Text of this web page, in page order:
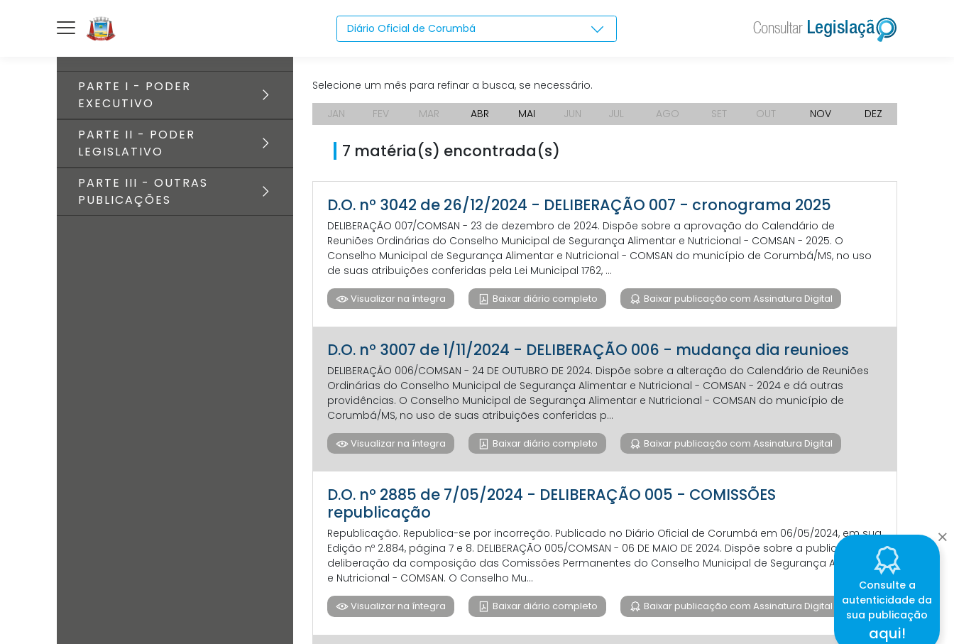
Diário Oficial de Corumbá
PARTE I - PODER
EXECUTIVO
PARTE II - PODER
LEGISLATIVO
PARTE III - OUTRAS
PUBLICAÇÕES
Selecione um mês para refinar a busca, se necessário.
JAN
FEV MAR ABR MAI JUN JUL AGO SET OUT NOV DEZ
7 matéria(s) encontrada(s)
D.O. nº 3042 de 26/12/2024 - DELIBERAÇÃO 007 - cronograma 2025
DELIBERAÇÃO 007/COMSAN - 23 de dezembro de 2024. Dispõe sobre a aprovação do Calendário de
Reuniões Ordinárias do Conselho Municipal de Segurança Alimentar e Nutricional - COMSAN - 2025. O
Conselho Municipal de Segurança Alimentar e Nutricional - COMSAN do município de Corumbá/MS, no uso
de suas atribuições conferidas pela Lei Municipal 1762, ...
Visualizar na íntegra Baixar diário completo Baixar publicação com Assinatura Digital
D.O. nº 3007 de 1/11/2024 - DELIBERAÇÃO 006 - mudança dia reunioes
DELIBERAÇÃO 006/COMSAN - 24 DE OUTUBRO DE 2024. Dispõe sobre a alteração do Calendário de Reuniões
Ordinárias do Conselho Municipal de Segurança Alimentar e Nutricional - COMSAN - 2024 e dá outras
providências. O Conselho Municipal de Segurança Alimentar e Nutricional - COMSAN do município de
Corumbá/MS, no uso de suas atribuições conferidas p...
Visualizar na íntegra Baixar diário completo Baixar publicação com Assinatura Digital
D.O. nº 2885 de 7/05/2024 - DELIBERAÇÃO 005 - COMISSÕES
republicação
Republicação. Republica-se por incorreção. Publicado no Diário Oficial de Corumbá em 06/05/2024, em sua
Edição nº 2.884, página 7 e 8. DELIBERAÇÃO 005/COMSAN - 06 DE MAIO DE 2024. Dispõe sobre a publicação da
deliberação da composição das Comissões Permanentes do Conselho Municipal de Segurança Alimentar
e Nutricional - COMSAN. O Conselho Mu...
Visualizar na íntegra Baixar diário completo Baixar publicação com Assinatura Digital
Consulte a
autenticidade da
sua publicação
aqui!